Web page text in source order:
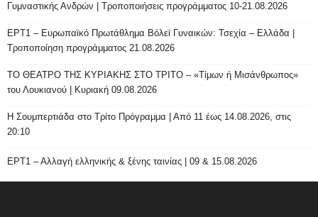
Γυμναστικής Ανδρών | Τροποποιήσεις προγράμματος 10-21.08.2026
ΕΡΤ1 – Ευρωπαϊκό Πρωτάθλημα Βόλεϊ Γυναικών: Τσεχία – Ελλάδα |
Τροποποίηση προγράμματος 21.08.2026
ΤΟ ΘΕΑΤΡΟ ΤΗΣ ΚΥΡΙΑΚΗΣ ΣΤΟ ΤΡΙΤΟ – «Τίμων ή Μισάνθρωπος»
του Λουκιανού | Κυριακή 09.08.2026
H Σουμπερτιάδα στο Τρίτο Πρόγραμμα | Από 11 έως 14.08.2026, στις
20:10
ΕΡΤ1 – Αλλαγή ελληνικής & ξένης ταινίας | 09 & 15.08.2026